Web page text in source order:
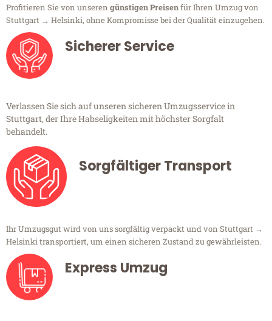
Profitieren Sie von unseren günstigen Preisenfür Ihren Umzug von
Stuttgart → Helsinki, ohne Kompromisse bei der Qualität einzugehen.
Sicherer Service
Verlassen Sie sich auf unseren sicheren Umzugsservice in
Stuttgart, der Ihre Habseligkeiten mit höchster Sorgfalt
behandelt.
Sorgfältiger Transport
Ihr Umzugsgut wird von uns sorgfältig verpackt und von Stuttgart →
Helsinki transportiert, um einen sicheren Zustand zu gewährleisten.
Express Umzug